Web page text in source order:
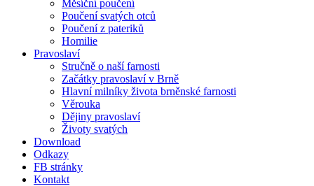
Měsíční poučení
Poučení svatých otců
Poučení z pateriků
Homilie
Pravoslaví
Stručně o naší farnosti
Začátky pravoslaví v Brně
Hlavní milníky života brněnské farnosti
Věrouka
Dějiny pravoslaví
Životy svatých
Download
Odkazy
FB stránky
Kontakt